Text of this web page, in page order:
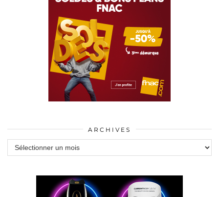
ARCHIVES
Archives